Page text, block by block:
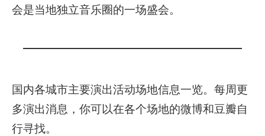
会是当地独立音乐圈的一场盛会。
国内各城市主要演出活动场地信息一览。每周更
多演出消息，你可以在各个场地的微博和豆瓣自
行寻找。